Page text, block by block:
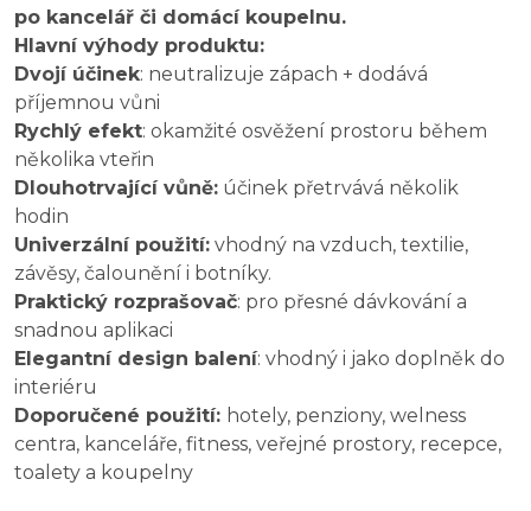
po kancelář či domácí koupelnu.
Hlavní výhody produktu:
Dvojí účinek: neutralizuje zápach + dodává
příjemnou vůni
Rychlý efekt: okamžité osvěžení prostoru během
několika vteřin
Dlouhotrvající vůně: účinek přetrvává několik
hodin
Univerzální použití: vhodný na vzduch, textilie,
závěsy, čalounění i botníky.
Praktický rozprašovač: pro přesné dávkování a
snadnou aplikaci
Elegantní design balení: vhodný i jako doplněk do
interiéru
Doporučené použití: hotely, penziony, welness
centra, kanceláře, fitness, veřejné prostory, recepce,
toalety a koupelny